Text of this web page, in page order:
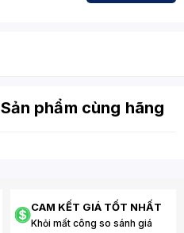
Sản phẩm cùng hãng
CAM KẾT GIÁ TỐT NHẤT
Khỏi mất công so sánh giá